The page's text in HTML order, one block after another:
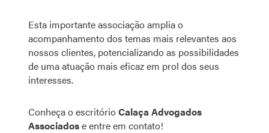
Esta importante associação amplia o
acompanhamento dos temas mais relevantes aos
nossos clientes, potencializando as possibilidades
de uma atuação mais eficaz em prol dos seus
interesses.
Conheça o escritórioCalaça Advogados
Associadose entre em contato!